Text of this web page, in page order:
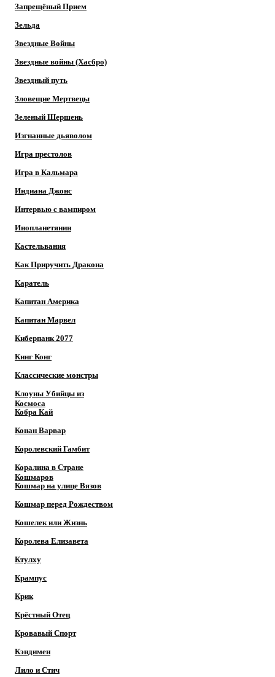
Запрещёный Прием
Зельда
Звездные Войны
Звездные войны (Хасбро)
Звездный путь
Зловещие Мертвецы
Зеленый Шершень
Изгнанные дьяволом
Игра престолов
Игра в Кальмара
Индиана Джонс
Интервью с вампиром
Инопланетянин
Кастельвания
Как Приручить Дракона
Каратель
Капитан Америка
Капитан Марвел
Киберпанк 2077
Кинг Конг
Классические монстры
Клоуны Убийцы из
Космоса
Кобра Кай
Конан Варвар
Королевский Гамбит
Коралина в Стране
Кошмаров
Кошмар на улице Вязов
Кошмар перед Рождеством
Кошелек или Жизнь
Королева Елизавета
Ктулху
Крампус
Крик
Крёстный Отец
Кровавый Спорт
Кэндимен
Лило и Стич